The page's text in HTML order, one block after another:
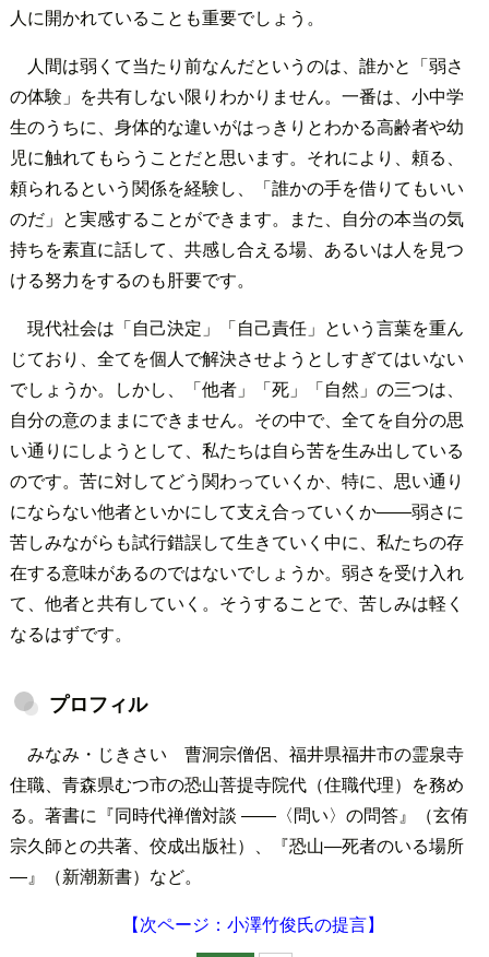
人に開かれていることも重要でしょう。
人間は弱くて当たり前なんだというのは、誰かと「弱さ
の体験」を共有しない限りわかりません。一番は、小中学
生のうちに、身体的な違いがはっきりとわかる高齢者や幼
児に触れてもらうことだと思います。それにより、頼る、
頼られるという関係を経験し、「誰かの手を借りてもいい
のだ」と実感することができます。また、自分の本当の気
持ちを素直に話して、共感し合える場、あるいは人を見つ
ける努力をするのも肝要です。
現代社会は「自己決定」「自己責任」という言葉を重ん
じており、全てを個人で解決させようとしすぎてはいない
でしょうか。しかし、「他者」「死」「自然」の三つは、
自分の意のままにできません。その中で、全てを自分の思
い通りにしようとして、私たちは自ら苦を生み出している
のです。苦に対してどう関わっていくか、特に、思い通り
にならない他者といかにして支え合っていくか――弱さに
苦しみながらも試行錯誤して生きていく中に、私たちの存
在する意味があるのではないでしょうか。弱さを受け入れ
て、他者と共有していく。そうすることで、苦しみは軽く
なるはずです。
プロフィル
みなみ・じきさい 曹洞宗僧侶、福井県福井市の霊泉寺
住職、青森県むつ市の恐山菩提寺院代（住職代理）を務め
る。著書に『同時代禅僧対談 ――〈問い〉の問答』（玄侑
宗久師との共著、佼成出版社）、『恐山―死者のいる場所
―』（新潮新書）など。
【次ページ：小澤竹俊氏の提言】